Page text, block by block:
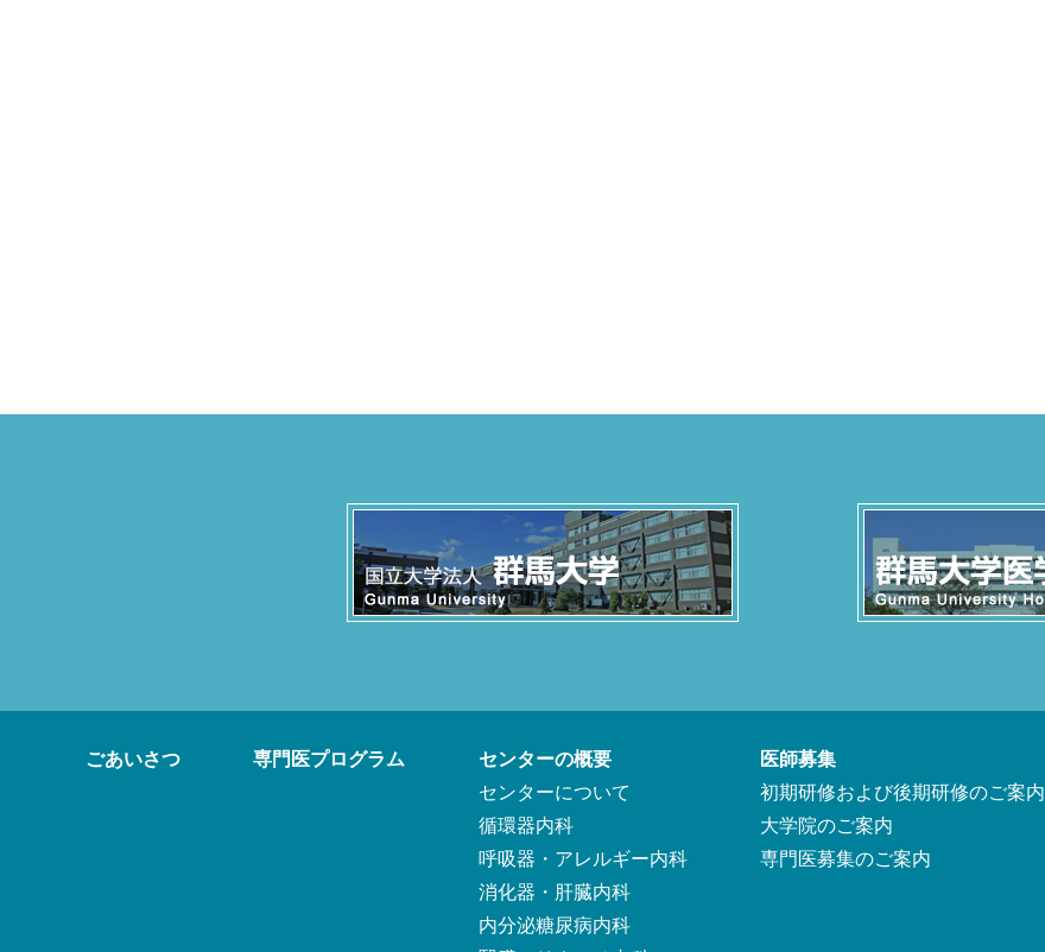
ごあいさつ 専門医プログラム
センターの概要
センターについて
循環器内科
呼吸器・アレルギー内科
消化器・肝臓内科
内分泌糖尿病内科
医師募集
初期研修および後期研修のご案内
大学院のご案内
専門医募集のご案内